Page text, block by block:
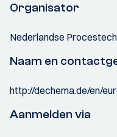
Organisator
Nederlandse
Naam en
http://dechema.de/en/
Aanmelden via